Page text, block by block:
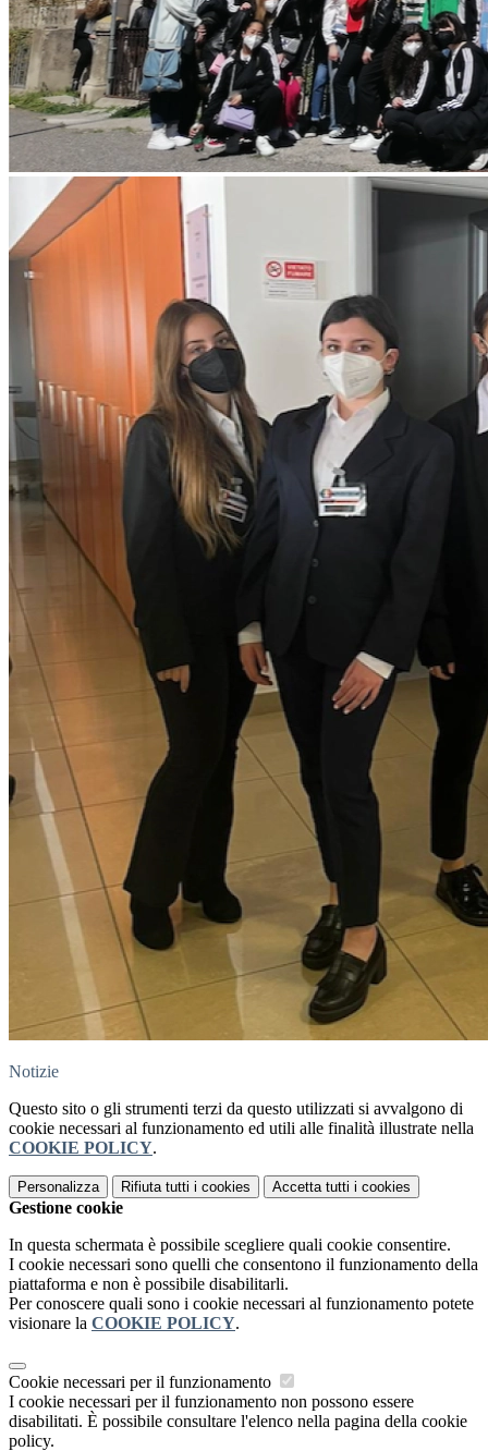
Notizie
Questo sito o gli strumenti terzi da questo utilizzati si avvalgono di
cookie necessari al funzionamento ed utili alle finalità illustrate nella
COOKIE POLICY.
Personalizza Rifiuta tutti i cookies Accetta tutti i cookies
Gestione cookie
In questa schermata è possibile scegliere quali cookie consentire.
I cookie necessari sono quelli che consentono il funzionamento della
piattaforma e non è possibile disabilitarli.
Per conoscere quali sono i cookie necessari al funzionamento potete
visionare la COOKIE POLICY.
Cookie necessari per il funzionamento
I cookie necessari per il funzionamento non possono essere
disabilitati. È possibile consultare l'elenco nella pagina della cookie
policy.